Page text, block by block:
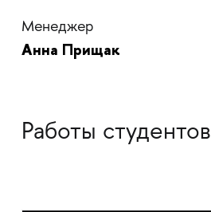
Менеджер
Анна Прищак
Работы студентов